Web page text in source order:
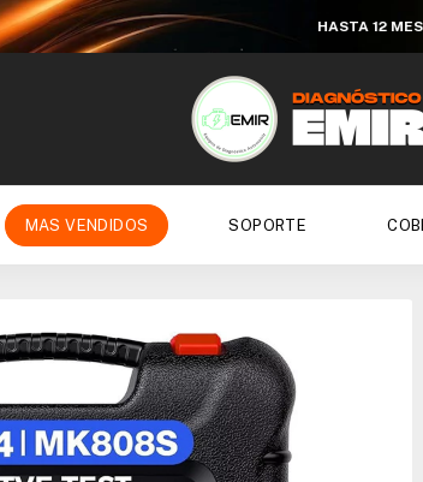
HASTA 12 MESES SIN
MAS VENDIDOS SOPORTE